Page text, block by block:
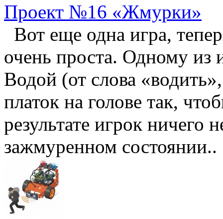
Проект №16 «Жмурки»
Вот еще одна игра,
очень проста. Одному из
Водой (от слова
платок на голове так,
результате игрок ничего
зажмуренном состоянии..